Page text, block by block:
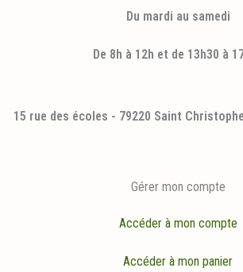
Du mardi au samedi
De 8h à 12h et de 13h30 à
15 rue des écoles - 79220 Saint
Gérer mon compte
Accéder à mon compte
Accéder à mon panier